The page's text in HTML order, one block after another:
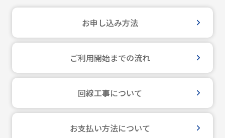
お申し込み方法
ご利用開始までの流れ
回線工事について
お支払い方法について